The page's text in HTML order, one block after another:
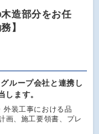
造部分をお任
】
ループ会社と連携し
ます。
外装工事における品
画、施工要領書、プレ